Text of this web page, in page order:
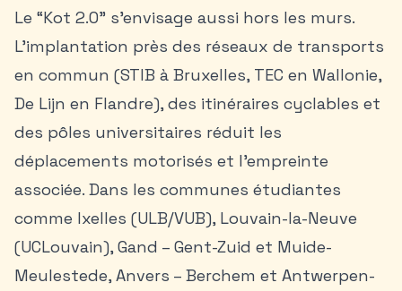
Le “Kot 2.0” s’envisage aussi hors les murs.
L’implantation près des réseaux de transports
en commun (STIB à Bruxelles, TEC en Wallonie,
De Lijn en Flandre), des itinéraires cyclables et
des pôles universitaires réduit les
déplacements motorisés et l’empreinte
associée. Dans les communes étudiantes
comme Ixelles (ULB/VUB), Louvain-la-Neuve
(UCLouvain), Gand – Gent-Zuid et Muide-
Meulestede, Anvers – Berchem et Antwerpen-